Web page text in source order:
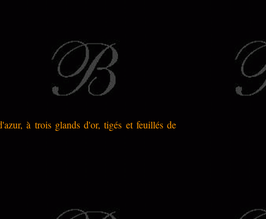
à trois glands d'or, tigés et feuillés de